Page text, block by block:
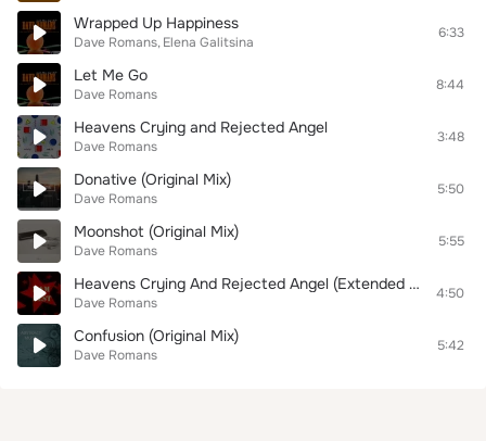
Wrapped Up Happiness
Dave Romans Elena Galitsina
6:33
Let Me Go
Dave Romans
8:44
Heavens Crying and Rejected Angel
Dave Romans
3:48
Donative (Original Mix)
Dave Romans
5:50
Moonshot (Original Mix)
Dave Romans
5:55
Heavens Crying And Rejected Angel (Extended Mix)
Dave Romans
4:50
Confusion (Original Mix)
Dave Romans
5:42